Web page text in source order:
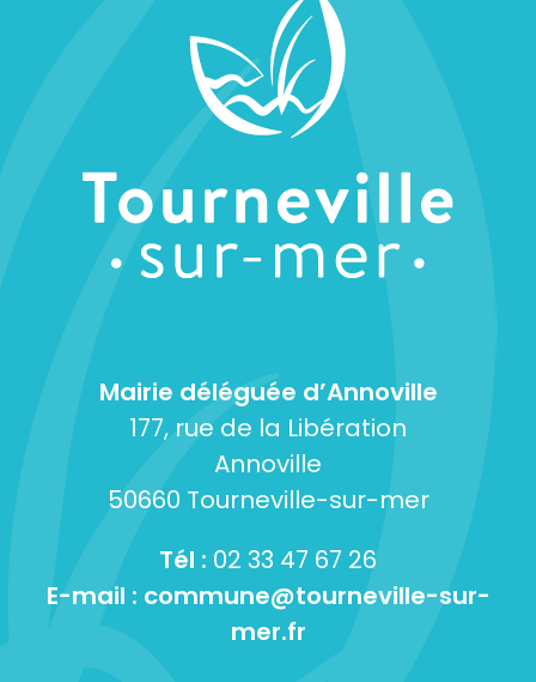
Mairie déléguée d’Annoville
177, rue de la Libération
Annoville
50660 Tourneville-sur-mer
Tél : 02 33 47 67 26
E-mail : commune@tourneville-sur-
mer.fr